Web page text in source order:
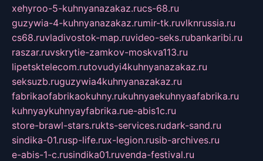
xehyroo-5-kuhnyanazakaz.rucs-68.ru
guzywia-4-kuhnyanazakaz.rumir-tk.ruvlknrussia.ru
cs68.ruvladivostok-map.ruvideo-seks.rubankaribi.ru
raszar.ruvskrytie-zamkov-moskva113.ru
lipetsktelecom.rutovudyi4kuhnyanazakaz.ru
seksuzb.ruguzywia4kuhnyanazakaz.ru
fabrikaofabrikaokuhny.rukuhnyaekuhnyaafabrika.ru
kuhnyaykuhnyayfabrika.rue-abis1c.ru
store-brawl-stars.rukts-services.rudark-sand.ru
sindika-01.rusp-life.rux-legion.rusib-archives.ru
e-abis-1-c.rusindika01.ruvenda-festival.ru